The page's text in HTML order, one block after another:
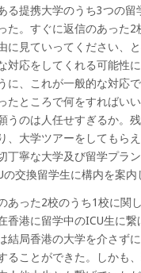
る提携大学のうち3つの留
た。すぐに返信のあった2
に見ていってください、
対応をしてくれる可能性
に、これが一般的な対応で
たところで何をすればい
うのは人任せすぎるか。
、大学ツアーをしてもらえ
丁寧な大学及び留学プラ
交換留学生に構内を案内
あった2校のうち1校に関
香港に留学中のICU生に繋
結局香港の大学を介さず
ることができた。しかも